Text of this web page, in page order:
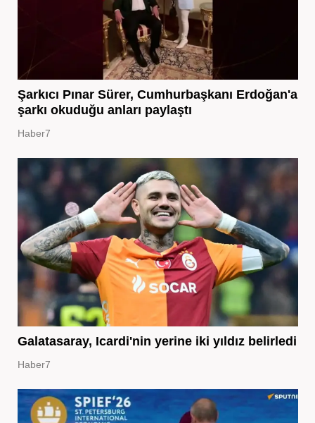
Şarkıcı Pınar Sürer, Cumhurbaşkanı Erdoğan'a
şarkı okuduğu anları paylaştı
Haber7
Galatasaray, Icardi'nin yerine iki yıldız belirledi
Haber7